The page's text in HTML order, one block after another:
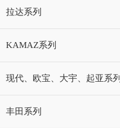
拉达系列
KAMAZ系列
现代、欧宝、大宇、起亚系列
丰田系列